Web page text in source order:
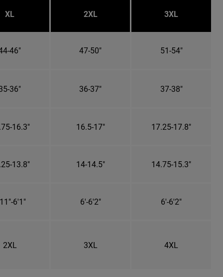
XL 2XL 3XL
46" 47-50" 51-54"
36" 36-37" 37-38"
16.3" 16.5-17" 17.25-17.8"
13.8" 14-14.5" 14.75-15.3"
6'1" 6'-6'2" 6'-6'2"
2XL 3XL 4XL